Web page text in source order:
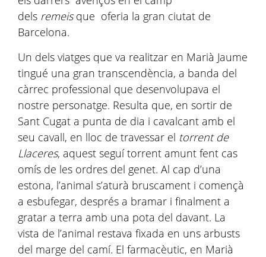
dels remeisque oferia la gran ciutat de
Barcelona.
Un dels viatges que va realitzar en Marià Jaume
tingué una gran transcendència, a banda del
càrrec professional que desenvolupava el
nostre personatge. Resulta que, en sortir de
Sant Cugat a punta de dia i cavalcant amb el
seu cavall, en lloc de travessar el torrent de
Llaceres, aquest seguí torrent amunt fent cas
omís de les ordres del genet. Al cap d’una
estona, l’animal s’aturà bruscament i començà
a esbufegar, després a bramar i finalment a
gratar a terra amb una pota del davant. La
vista de l’animal restava fixada en uns arbusts
del marge del camí. El farmacèutic, en Marià